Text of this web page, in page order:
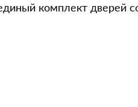
комплект дверей